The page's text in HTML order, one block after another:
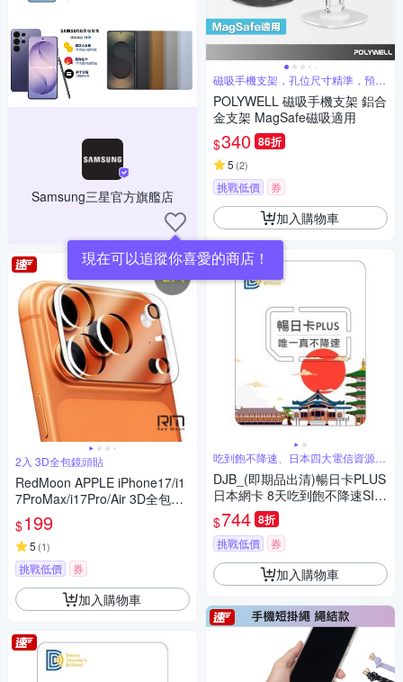
Samsung三星官方旗艦店
現在可以追蹤你喜愛的商店！
2入 3D全包鏡頭貼
RedMoon APPLE iPhone17/i1
7ProMax/i17Pro/Air 3D全包式
鏡頭保護貼 9H手機鏡頭貼 2入
$199
5 (1)
挑戰低價 券
加入購物車
磁吸手機支架，孔位尺寸精準，預留
線槽走線
POLYWELL 磁吸手機支架 鋁合
金支架 MagSafe磁吸適用
$340 86折
5 (2)
挑戰低價 券
加入購物車
吃到飽不降速、日本四大電信資源共
享
DJB_(即期品出清)暢日卡PLUS
日本網卡 8天吃到飽不降速SIM
卡
$744 8折
挑戰低價 券
加入購物車